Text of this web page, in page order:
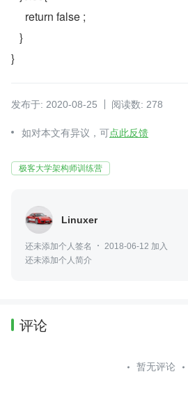
     return false ;
   }
}
发布于: 2020-08-25 阅读数: 278
如对本文有异议，可点此反馈
极客大学架构师训练营
Linuxer
还未添加个人签名
2018-06-12 加入
还未添加个人简介
评论
暂无评论